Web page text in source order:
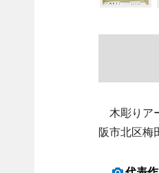
木彫りア
阪市北区梅